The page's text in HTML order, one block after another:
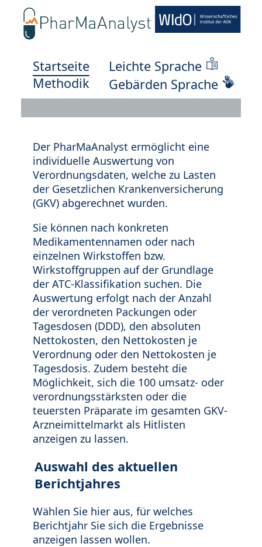
Startseite
Methodik
Leichte Sprache
Gebärden Sprache
Der PharMaAnalyst ermöglicht eine
individuelle Auswertung von
Verordnungsdaten, welche zu Lasten
der Gesetzlichen Krankenversicherung
(GKV) abgerechnet wurden.
Sie können nach konkreten
Medikamentennamen oder nach
einzelnen Wirkstoffen bzw.
Wirkstoffgruppen auf der Grundlage
der ATC-Klassifikation suchen. Die
Auswertung erfolgt nach der Anzahl
der verordneten Packungen oder
Tagesdosen (DDD), den absoluten
Nettokosten, den Nettokosten je
Verordnung oder den Nettokosten je
Tagesdosis. Zudem besteht die
Möglichkeit, sich die 100 umsatz- oder
verordnungsstärksten oder die
teuersten Präparate im gesamten GKV-
Arzneimittelmarkt als Hitlisten
anzeigen zu lassen.
Auswahl des aktuellen
Berichtjahres
Wählen Sie hier aus, für welches
Berichtjahr Sie sich die Ergebnisse
anzeigen lassen wollen.